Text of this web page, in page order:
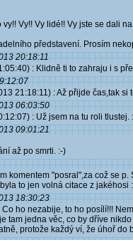
vy!! Vy!! Vy lidé!! Vy jste se dali
představení. Prosím
20:18:11
: Klidně ti to zahraju i s
21:18:11) : Až přijde čas,tak si
06:03:50
: Už jsem na tu roli tlustej.
09:01:21
až po smrti. :-)
komentem "posral",za což se
to jen volná citace z jakéhosi
18:30:23
ho nezabije, to ho posílí!!!
tam jedna věc, co by dříve
protože každý ví, že úhoř do